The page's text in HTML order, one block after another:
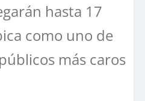
hasta 17
como uno de
más caros